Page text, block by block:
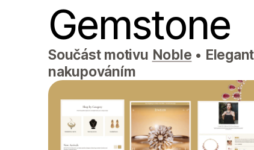
Gemstone
Součást motivu Noble •
nakupováním